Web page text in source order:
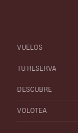
VUELOS
TU RESERVA
DESCUBRE
VOLOTEA